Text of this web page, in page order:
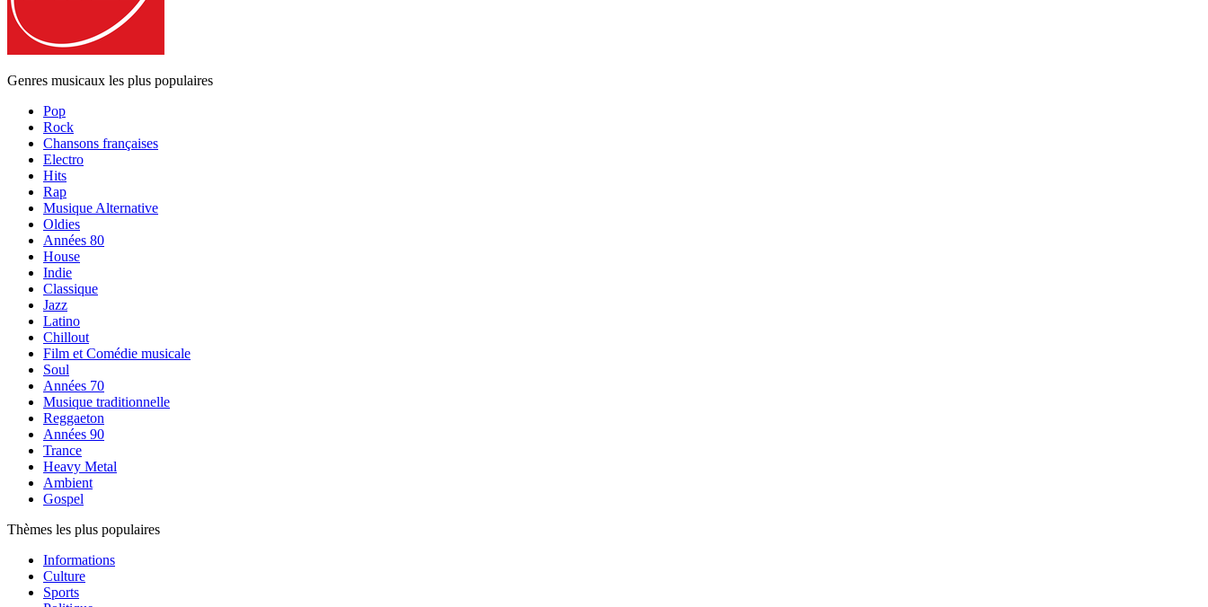
Genres musicaux les plus populaires
Pop
Rock
Chansons françaises
Electro
Hits
Rap
Musique Alternative
Oldies
Années 80
House
Indie
Classique
Jazz
Latino
Chillout
Film et Comédie musicale
Soul
Années 70
Musique traditionnelle
Reggaeton
Années 90
Trance
Heavy Metal
Ambient
Gospel
Thèmes les plus populaires
Informations
Culture
Sports